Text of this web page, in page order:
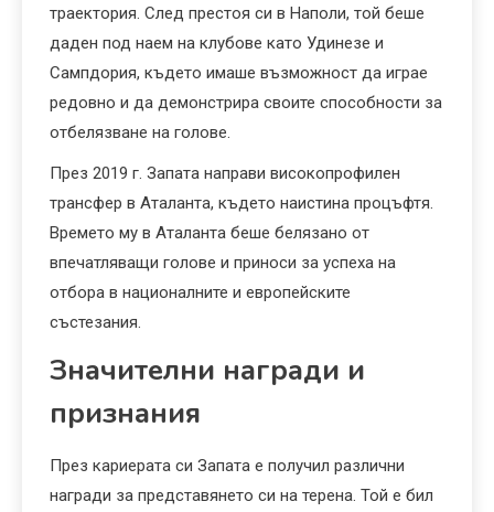
траектория. След престоя си в Наполи, той беше
даден под наем на клубове като Удинезе и
Сампдория, където имаше възможност да играе
редовно и да демонстрира своите способности за
отбелязване на голове.
През 2019 г. Запата направи високопрофилен
трансфер в Аталанта, където наистина процъфтя.
Времето му в Аталанта беше белязано от
впечатляващи голове и приноси за успеха на
отбора в националните и европейските
състезания.
Значителни награди и
признания
През кариерата си Запата е получил различни
награди за представянето си на терена. Той е бил